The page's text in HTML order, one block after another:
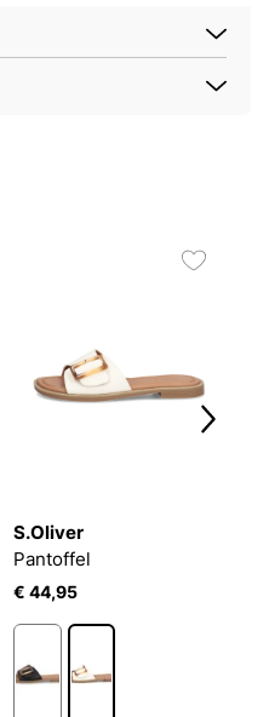
S.Oliver
Pantoffel
€ 44,95